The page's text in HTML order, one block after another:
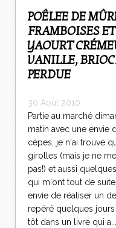
POÊLEE DE MÛRES,
FRAMBOISES ET
YAOURT
VANILLE,
PERDUE
30 Août 2010
Partie au marché
matin avec une envie
cèpes, je n'ai trouvé
girolles (mais je ne
pas!) et aussi
qui m'ont tout de
envie de réaliser un
repéré quelques
tôt dans un livre qui a...
Viande
Tarte
Épices
Fruits
Soupe
Pâtes
Balade